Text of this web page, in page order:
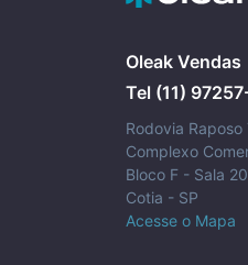
Oleak Vendas
Tel (11)
Rodovia
Complexo
Bloco F - Sala
Cotia - SP
Acesse o Mapa